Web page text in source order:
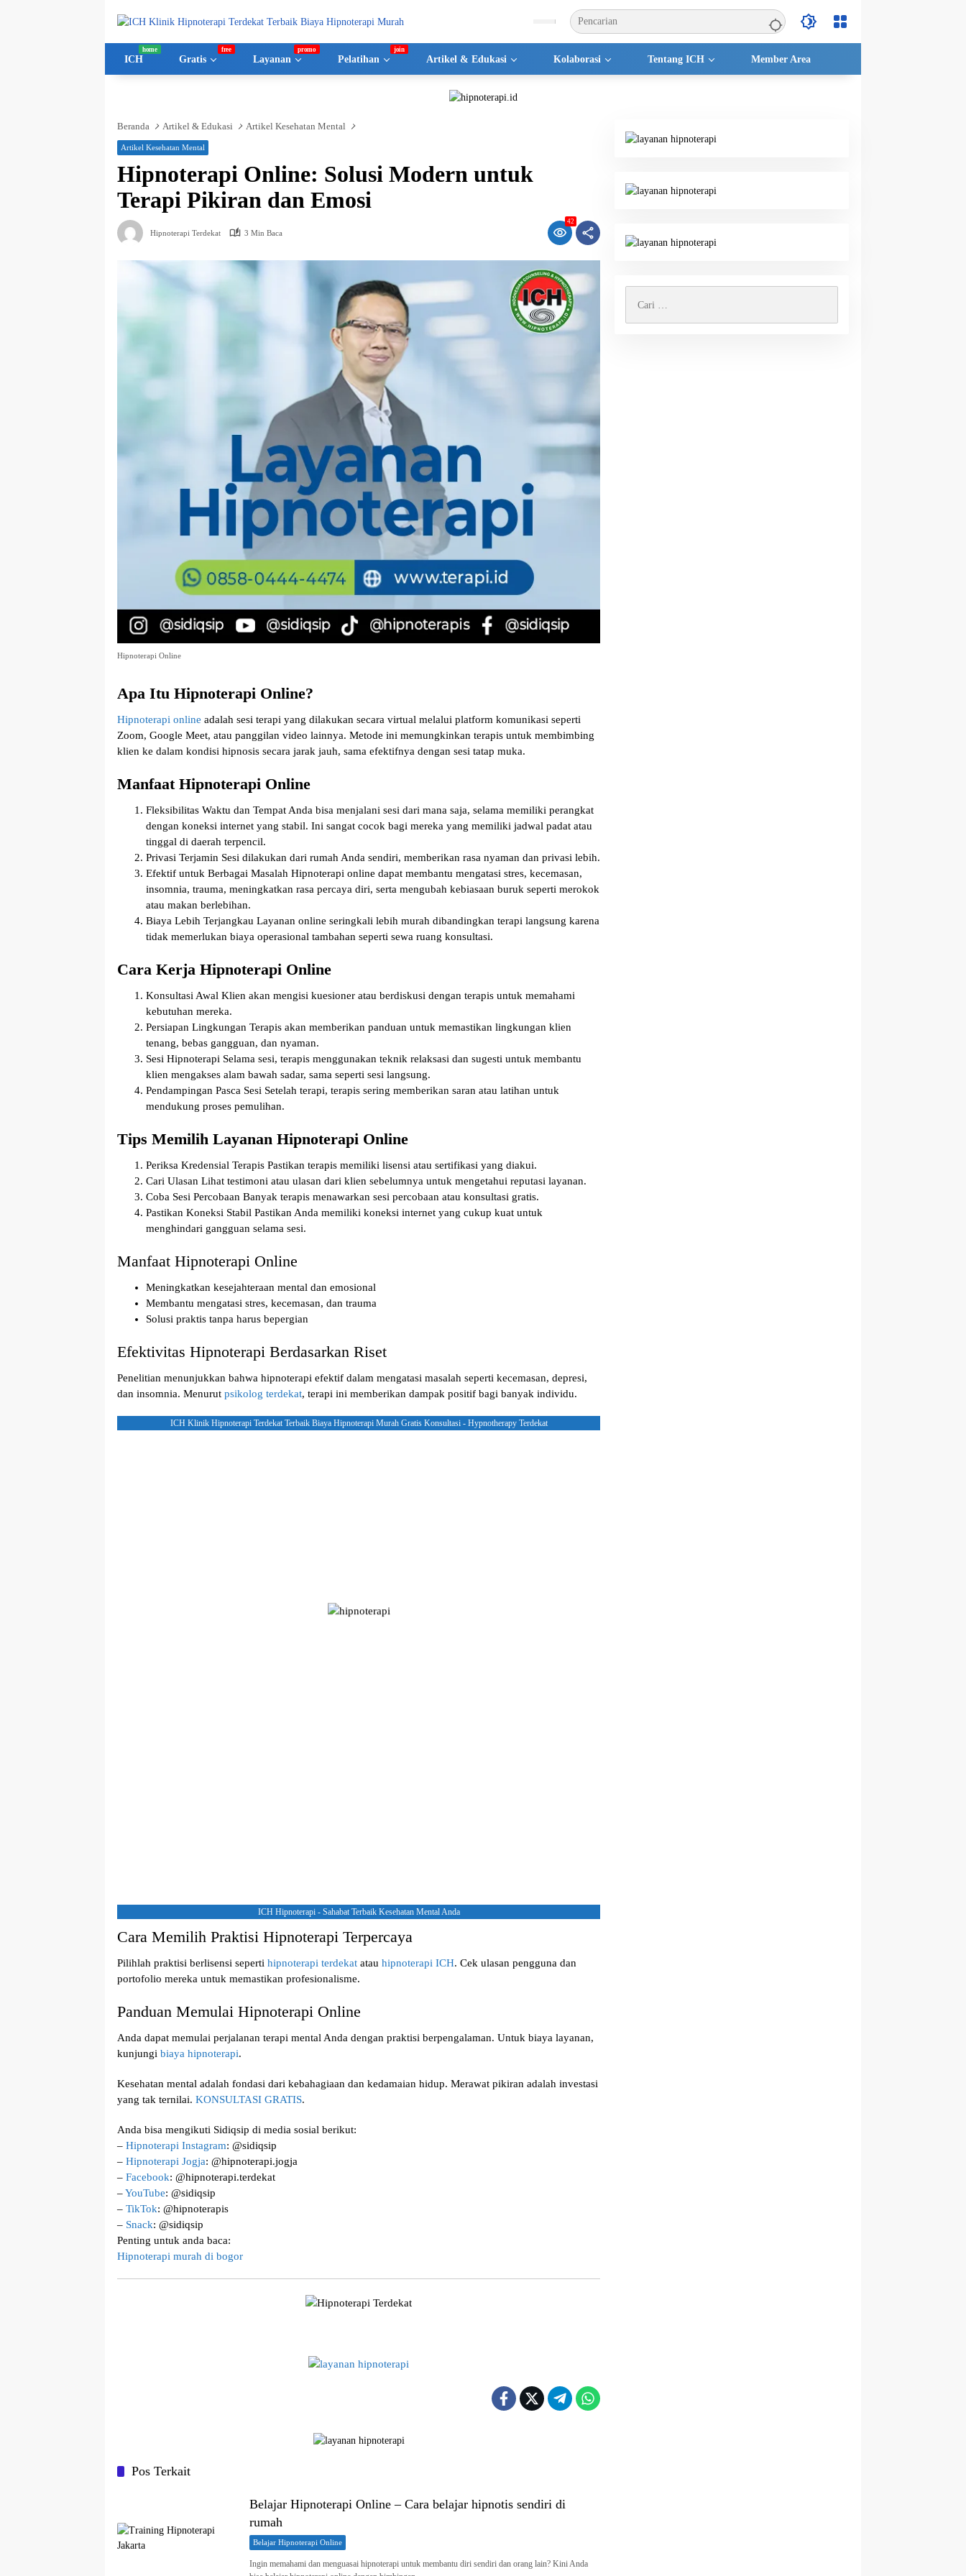
ICH Gratis Layanan Pelatihan Artikel & Edukasi Kolaborasi Tentang ICH Member Area
Beranda Artikel & Edukasi Artikel Kesehatan Mental
Artikel Kesehatan Mental
Hipnoterapi Online: Solusi Modern untuk
Terapi Pikiran dan Emosi
Hipnoterapi Terdekat 3 Min Baca
42
Hipnoterapi Online
Apa Itu Hipnoterapi Online?
Hipnoterapi online adalah sesi terapi yang dilakukan secara virtual melalui platform komunikasi seperti
Zoom, Google Meet, atau panggilan video lainnya. Metode ini memungkinkan terapis untuk membimbing
klien ke dalam kondisi hipnosis secara jarak jauh, sama efektifnya dengan sesi tatap muka.
Manfaat Hipnoterapi Online
Fleksibilitas Waktu dan Tempat Anda bisa menjalani sesi dari mana saja, selama memiliki perangkat
dengan koneksi internet yang stabil. Ini sangat cocok bagi mereka yang memiliki jadwal padat atau
tinggal di daerah terpencil.
Privasi Terjamin Sesi dilakukan dari rumah Anda sendiri, memberikan rasa nyaman dan privasi lebih.
Efektif untuk Berbagai Masalah Hipnoterapi online dapat membantu mengatasi stres, kecemasan,
insomnia, trauma, meningkatkan rasa percaya diri, serta mengubah kebiasaan buruk seperti merokok
atau makan berlebihan.
Biaya Lebih Terjangkau Layanan online seringkali lebih murah dibandingkan terapi langsung karena
tidak memerlukan biaya operasional tambahan seperti sewa ruang konsultasi.
Cara Kerja Hipnoterapi Online
Konsultasi Awal Klien akan mengisi kuesioner atau berdiskusi dengan terapis untuk memahami
kebutuhan mereka.
Persiapan Lingkungan Terapis akan memberikan panduan untuk memastikan lingkungan klien
tenang, bebas gangguan, dan nyaman.
Sesi Hipnoterapi Selama sesi, terapis menggunakan teknik relaksasi dan sugesti untuk membantu
klien mengakses alam bawah sadar, sama seperti sesi langsung.
Pendampingan Pasca Sesi Setelah terapi, terapis sering memberikan saran atau latihan untuk
mendukung proses pemulihan.
Tips Memilih Layanan Hipnoterapi Online
Periksa Kredensial Terapis Pastikan terapis memiliki lisensi atau sertifikasi yang diakui.
Cari Ulasan Lihat testimoni atau ulasan dari klien sebelumnya untuk mengetahui reputasi layanan.
Coba Sesi Percobaan Banyak terapis menawarkan sesi percobaan atau konsultasi gratis.
Pastikan Koneksi Stabil Pastikan Anda memiliki koneksi internet yang cukup kuat untuk
menghindari gangguan selama sesi.
Manfaat Hipnoterapi Online
Meningkatkan kesejahteraan mental dan emosional
Membantu mengatasi stres, kecemasan, dan trauma
Solusi praktis tanpa harus bepergian
Efektivitas Hipnoterapi Berdasarkan Riset
Penelitian menunjukkan bahwa hipnoterapi efektif dalam mengatasi masalah seperti kecemasan, depresi,
dan insomnia. Menurut psikolog terdekat, terapi ini memberikan dampak positif bagi banyak individu.
ICH Klinik Hipnoterapi Terdekat Terbaik Biaya Hipnoterapi Murah Gratis Konsultasi - Hypnotherapy Terdekat
ICH Hipnoterapi - Sahabat Terbaik Kesehatan Mental Anda
Cara Memilih Praktisi Hipnoterapi Terpercaya
Pilihlah praktisi berlisensi seperti hipnoterapi terdekat atau hipnoterapi ICH. Cek ulasan pengguna dan
portofolio mereka untuk memastikan profesionalisme.
Panduan Memulai Hipnoterapi Online
Anda dapat memulai perjalanan terapi mental Anda dengan praktisi berpengalaman. Untuk biaya layanan,
kunjungi biaya hipnoterapi.
Kesehatan mental adalah fondasi dari kebahagiaan dan kedamaian hidup. Merawat pikiran adalah investasi
yang tak ternilai. KONSULTASI GRATIS.
Anda bisa mengikuti Sidiqsip di media sosial berikut:
– Hipnoterapi Instagram: @sidiqsip
– Hipnoterapi Jogja: @hipnoterapi.jogja
– Facebook: @hipnoterapi.terdekat
–YouTube: @sidiqsip
– TikTok: @hipnoterapis
– Snack: @sidiqsip
Penting untuk anda baca:
Hipnoterapi murah di bogor
Pos Terkait
Belajar Hipnoterapi Online – Cara belajar hipnotis sendiri di
rumah
Belajar Hipnoterapi Online
Ingin memahami dan menguasai hipnoterapi untuk membantu diri sendiri dan orang lain? Kini Anda
untuk: